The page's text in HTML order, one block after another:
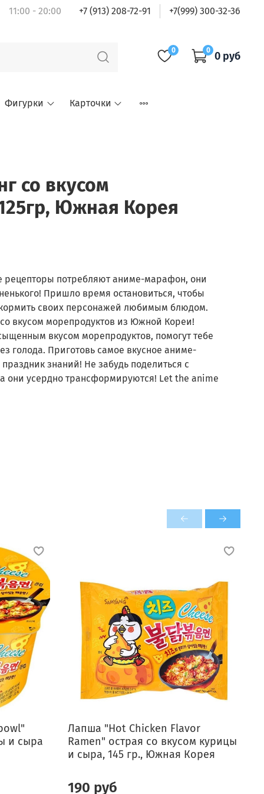
11:00 - 20:00 +7 (913) 208-72-91 +7(999) 300-32-36
0 0 0 руб
Фигурки Карточки
со вкусом
Южная Корея
рецепторы потребляют аниме-марафон, они
Пришло время остановиться, чтобы
своих персонажей любимым блюдом.
вкусом морепродуктов из Южной Кореи!
вкусом морепродуктов, помогут тебе
голода. Приготовь самое вкусное аниме-
знаний! Не забудь поделиться с
они усердно трансформируются! Let the anime
и сыра
Лапша "Hot Chicken Flavor
Ramen" острая со вкусом курицы
и сыра, 145 гр., Южная Корея
190 руб